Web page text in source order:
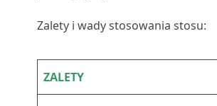
Zalety i wady stosowania stosu:
ZALETY